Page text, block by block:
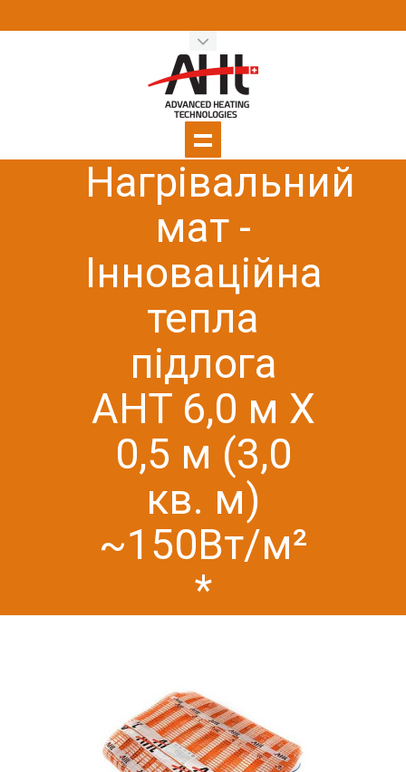
Нагрівальний
мат -
Інноваційна
тепла
підлога
AHT 6,0 м Х
0,5 м (3,0
кв. м)
~150Вт/м²
*